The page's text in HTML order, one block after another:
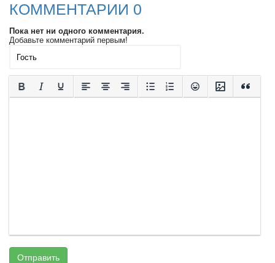
КОММЕНТАРИИ 0
Пока нет ни одного комментария.
Добавьте комментарий первым!
Отправить